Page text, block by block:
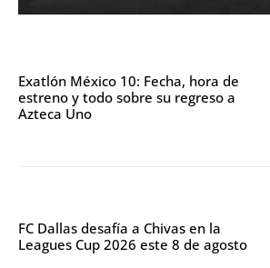
Exatlón México 10: Fecha, hora de
estreno y todo sobre su regreso a
Azteca Uno
FC Dallas desafía a Chivas en la
Leagues Cup 2026 este 8 de agosto